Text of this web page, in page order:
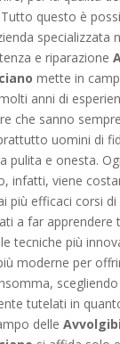
Tutto questo è
specializzata
e riparazione
mette in
anni di
che sanno
uomini di
pulita e onesta.
infatti, viene
più efficaci corsi
a far apprendere
tecniche più
moderne per
tutelati in
delle